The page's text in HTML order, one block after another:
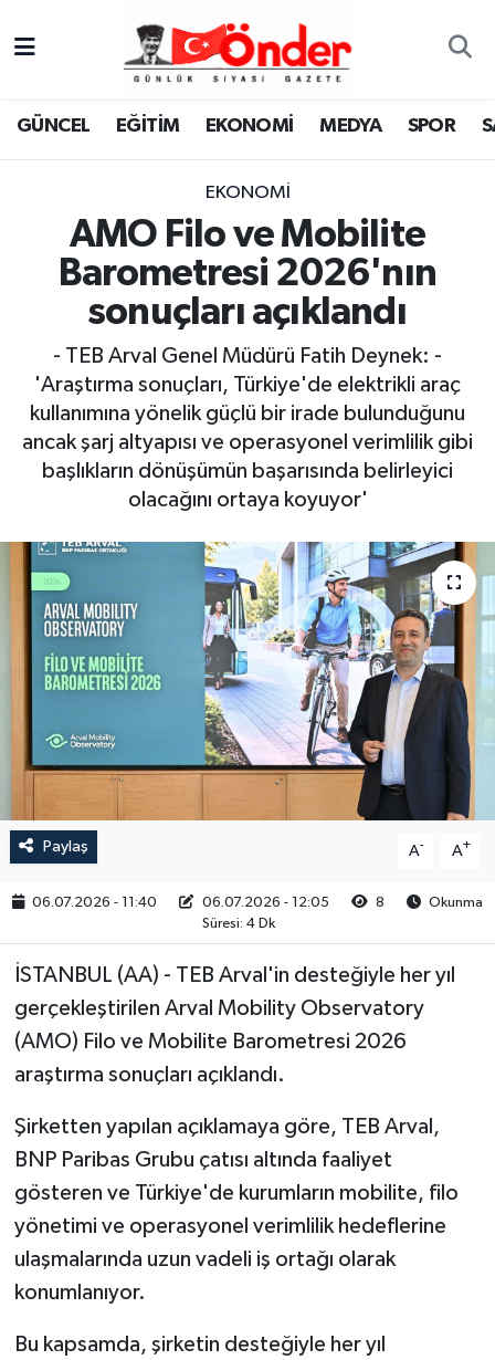
GÜNCEL EĞİTİM EKONOMİ MEDYA SPOR
EKONOMİ
AMO Filo ve Mobilite
Barometresi 2026'nın
sonuçları açıklandı
- TEB Arval Genel Müdürü Fatih Deynek: -
'Araştırma sonuçları, Türkiye'de elektrikli araç
kullanımına yönelik güçlü bir irade bulunduğunu
ancak şarj altyapısı ve operasyonel verimlilik gibi
başlıkların dönüşümün başarısında belirleyici
olacağını ortaya koyuyor'
Paylaş A- A+
06.07.2026 - 11:40 06.07.2026 - 12:05 8
Okunma
Süresi: 4 Dk
İSTANBUL (AA) - TEB Arval'in desteğiyle her yıl
gerçekleştirilen Arval Mobility Observatory
(AMO) Filo ve Mobilite Barometresi 2026
araştırma sonuçları açıklandı.
Şirketten yapılan açıklamaya göre, TEB Arval,
BNP Paribas Grubu çatısı altında faaliyet
gösteren ve Türkiye'de kurumların mobilite, filo
yönetimi ve operasyonel verimlilik hedeflerine
ulaşmalarında uzun vadeli iş ortağı olarak
konumlanıyor.
Bu kapsamda, şirketin desteğiyle her yıl
GÜNCEL
MEDYA
SPOR
SAĞLIK
KÜLTÜR-SANAT
YAŞAM
Zonguldak Nöbetçi Eczaneler
Zonguldak Namaz Vakitleri
Zonguldak Trafik Yoğunluk Haritası
TFF 3.Lig 4.Grup Puan Durumu ve Fikstür
Tüm Manşetler
Son Dakika Haberleri
Haber Arşivi